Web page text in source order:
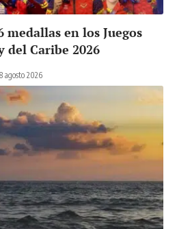
medallas en los Juegos
del Caribe 2026
agosto 2026